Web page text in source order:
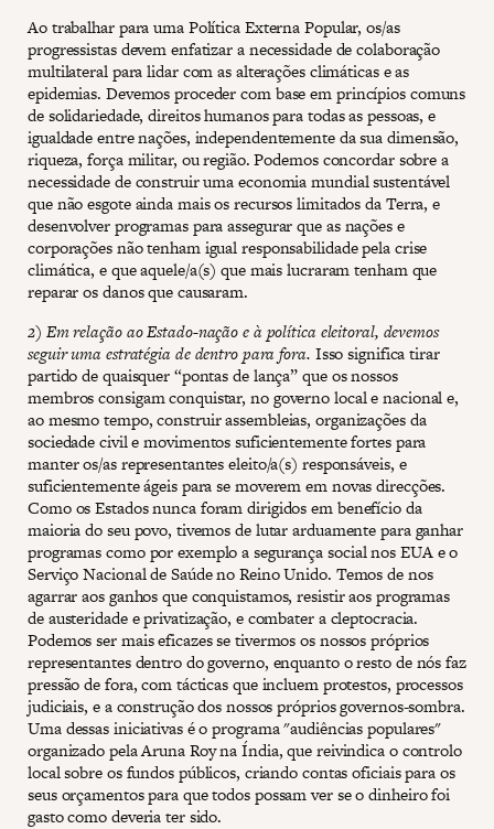
Ao trabalhar para uma Política Externa Popular, os/as
progressistas devem enfatizar a necessidade de colaboração
multilateral para lidar com as alterações climáticas e as
epidemias. Devemos proceder com base em princípios comuns
de solidariedade, direitos humanos para todas as pessoas, e
igualdade entre nações, independentemente da sua dimensão,
riqueza, força militar, ou região. Podemos concordar sobre a
necessidade de construir uma economia mundial sustentável
que não esgote ainda mais os recursos limitados da Terra, e
desenvolver programas para assegurar que as nações e
corporações não tenham igual responsabilidade pela crise
climática, e que aquele/a(s) que mais lucraram tenham que
reparar os danos que causaram.
2) Em relação ao Estado-nação e à política eleitoral, devemos
seguir uma estratégia de dentro para fora. Isso significa tirar
partido de quaisquer “pontas de lança” que os nossos
membros consigam conquistar, no governo local e nacional e,
ao mesmo tempo, construir assembleias, organizações da
sociedade civil e movimentos suficientemente fortes para
manter os/as representantes eleito/a(s) responsáveis, e
suficientemente ágeis para se moverem em novas direcções.
Como os Estados nunca foram dirigidos em benefício da
maioria do seu povo, tivemos de lutar arduamente para ganhar
programas como por exemplo a segurança social nos EUA e o
Serviço Nacional de Saúde no Reino Unido. Temos de nos
agarrar aos ganhos que conquistamos, resistir aos programas
de austeridade e privatização, e combater a cleptocracia.
Podemos ser mais eficazes se tivermos os nossos próprios
representantes dentro do governo, enquanto o resto de nós faz
pressão de fora, com tácticas que incluem protestos, processos
judiciais, e a construção dos nossos próprios governos-sombra.
Uma dessas iniciativas é o programa "audiências populares"
organizado pela Aruna Roy na Índia, que reivindica o controlo
local sobre os fundos públicos, criando contas oficiais para os
seus orçamentos para que todos possam ver se o dinheiro foi
gasto como deveria ter sido.